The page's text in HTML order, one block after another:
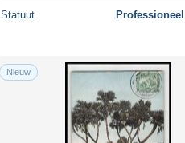
Statuut
Nieuw